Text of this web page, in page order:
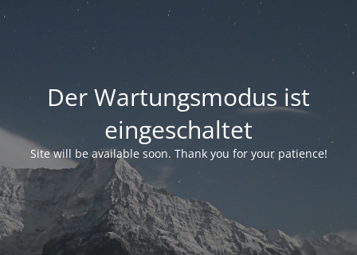
Der Wartungsmodus ist
eingeschaltet
Site will be available soon. Thank you for your patience!